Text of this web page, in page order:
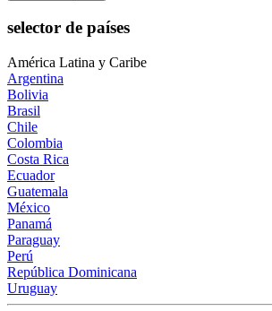
selector de países
América Latina y Caribe
Argentina
Bolivia
Brasil
Chile
Colombia
Costa Rica
Ecuador
Guatemala
México
Panamá
Paraguay
Perú
República Dominicana
Uruguay